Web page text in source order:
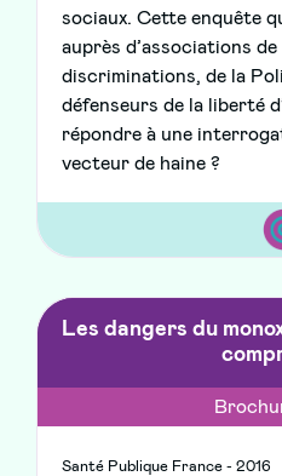
sociaux. Cette enquête
auprès d’associations
discriminations, de la
défenseurs de la liberté
répondre à une
vecteur de haine ?
Les dangers du
Santé Publique France - 2016